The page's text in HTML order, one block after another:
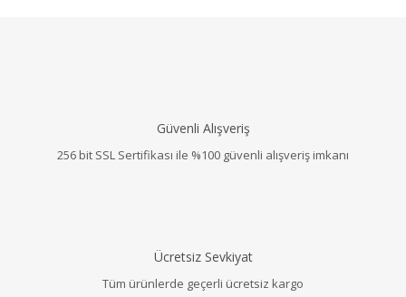
Güvenli Alışveriş
256 bit SSL Sertifikası ile %100 güvenli alışveriş imkanı
Ücretsiz Sevkiyat
Tüm ürünlerde geçerli ücretsiz kargo